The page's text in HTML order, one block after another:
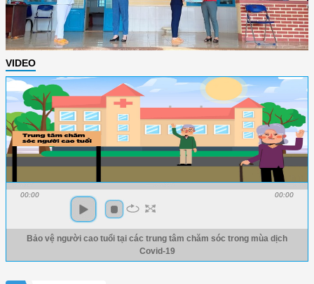
VIDEO
00:00 00:00
Bảo vệ người cao tuổi tại các trung tâm chăm sóc trong mùa dịch
Covid-19